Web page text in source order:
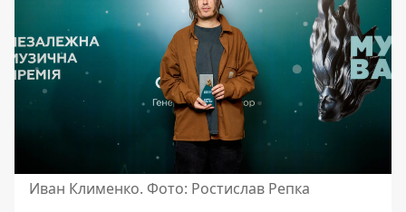
Иван Клименко. Фото: Ростислав Репка